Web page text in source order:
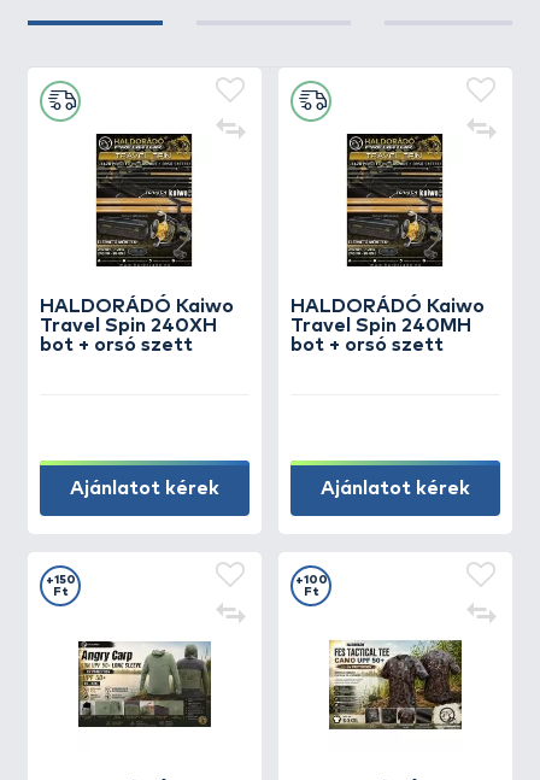
HALDORÁDÓ Kaiwo
Travel Spin 240XH
bot + orsó szett
Ajánlatot kérek
HALDORÁDÓ Kaiwo
Travel Spin 240MH
bot + orsó szett
Ajánlatot kérek
+150
Ft
+100
Ft